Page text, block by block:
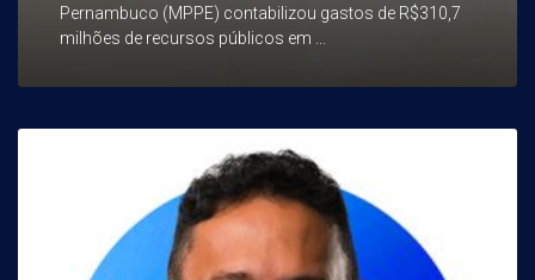
Pernambuco (MPPE) contabilizou gastos de R$310,7
milhões de recursos públicos em ...